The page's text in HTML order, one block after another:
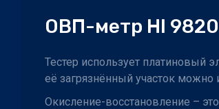
ОВП-метр HI
Тестер использует платиновый
её загрязнённый участок можно
Окисление-восстановление –